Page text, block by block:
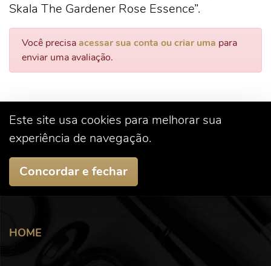
Skala The Gardener Rose Essence”.
Você precisaacessar sua conta ou criar uma para
enviar uma avaliação.
Este site usa cookies para melhorar sua
experiência de navegação.
Concordar e fechar
HOME